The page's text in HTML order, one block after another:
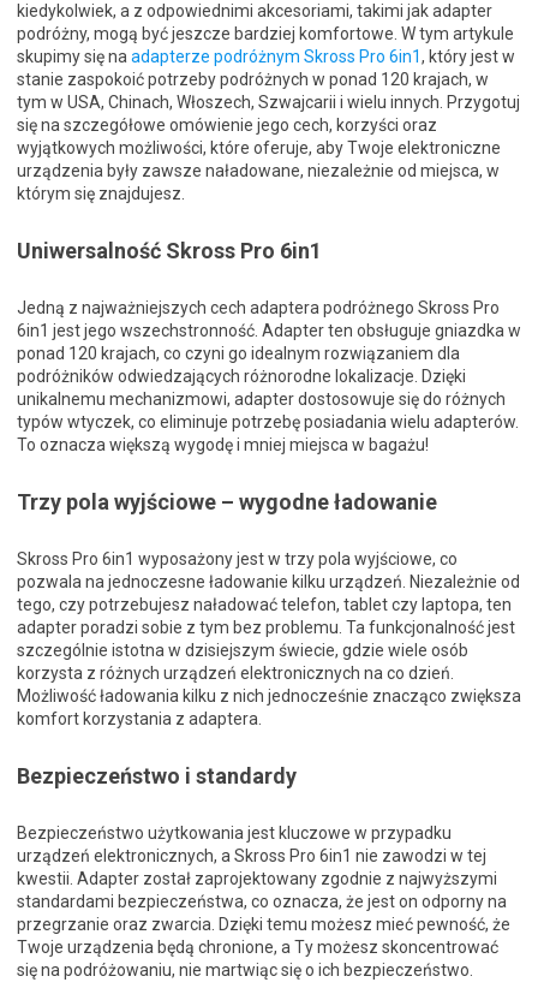
kiedykolwiek, a z odpowiednimi akcesoriami, takimi jak adapter
podróżny, mogą być jeszcze bardziej komfortowe. W tym artykule
skupimy się naadapterze podróżnym Skross Pro 6in1, który jest w
stanie zaspokoić potrzeby podróżnych w ponad 120 krajach, w
tym w USA, Chinach, Włoszech, Szwajcarii i wielu innych. Przygotuj
się na szczegółowe omówienie jego cech, korzyści oraz
wyjątkowych możliwości, które oferuje, aby Twoje elektroniczne
urządzenia były zawsze naładowane, niezależnie od miejsca, w
którym się znajdujesz.
Uniwersalność Skross Pro 6in1
Jedną z najważniejszych cech adaptera podróżnego Skross Pro
6in1 jest jego wszechstronność. Adapter ten obsługuje gniazdka w
ponad 120 krajach, co czyni go idealnym rozwiązaniem dla
podróżników odwiedzających różnorodne lokalizacje. Dzięki
unikalnemu mechanizmowi, adapter dostosowuje się do różnych
typów wtyczek, co eliminuje potrzebę posiadania wielu adapterów.
To oznacza większą wygodę i mniej miejsca w bagażu!
Trzy pola wyjściowe – wygodne ładowanie
Skross Pro 6in1 wyposażony jest w trzy pola wyjściowe, co
pozwala na jednoczesne ładowanie kilku urządzeń. Niezależnie od
tego, czy potrzebujesz naładować telefon, tablet czy laptopa, ten
adapter poradzi sobie z tym bez problemu. Ta funkcjonalność jest
szczególnie istotna w dzisiejszym świecie, gdzie wiele osób
korzysta z różnych urządzeń elektronicznych na co dzień.
Możliwość ładowania kilku z nich jednocześnie znacząco zwiększa
komfort korzystania z adaptera.
Bezpieczeństwo i standardy
Bezpieczeństwo użytkowania jest kluczowe w przypadku
urządzeń elektronicznych, a Skross Pro 6in1 nie zawodzi w tej
kwestii. Adapter został zaprojektowany zgodnie z najwyższymi
standardami bezpieczeństwa, co oznacza, że jest on odporny na
przegrzanie oraz zwarcia. Dzięki temu możesz mieć pewność, że
Twoje urządzenia będą chronione, a Ty możesz skoncentrować
się na podróżowaniu, nie martwiąc się o ich bezpieczeństwo.